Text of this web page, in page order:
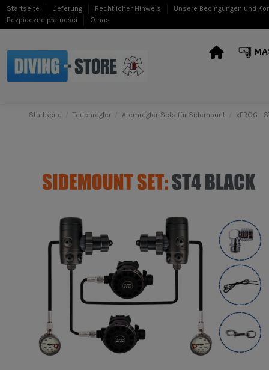
Startseite Lieferung Rechtlicher Hinweis
Unsere Bedingungen und
Bezpieczne płatności
O nas
Startseite Tauchregler Atemregler-Sets für Sidemount xFROG -